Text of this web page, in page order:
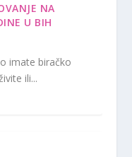
NA
U BIH
imate biračko
ili...